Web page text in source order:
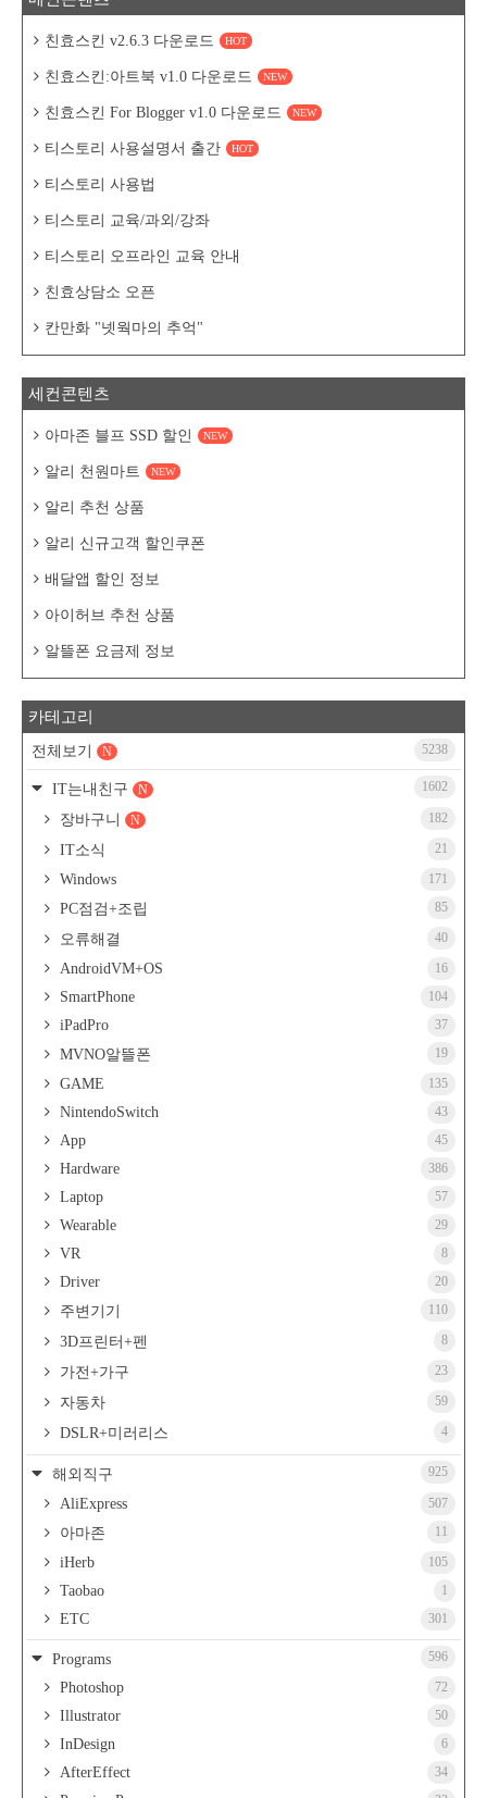
친효스킨 v2.6.3 다운로드 HOT
친효스킨:아트북 v1.0 다운로드 NEW
친효스킨 For Blogger v1.0 다운로드 NEW
티스토리 사용설명서 출간 HOT
티스토리 사용법
티스토리 교육/과외/강좌
티스토리 오프라인 교육 안내
친효상담소 오픈
칸만화 "넷웍마의 추억"
세컨콘텐츠
아마존 블프 SSD 할인 NEW
알리 천원마트 NEW
알리 추천 상품
알리 신규고객 할인쿠폰
배달앱 할인 정보
아이허브 추천 상품
알뜰폰 요금제 정보
카테고리
전체보기 5238
N
IT는내친구 1602
N
장바구니 182
N
IT소식 21
Windows 171
PC점검+조립 85
오류해결 40
AndroidVM+OS 16
SmartPhone 104
iPadPro 37
MVNO알뜰폰 19
GAME 135
NintendoSwitch 43
App 45
Hardware 386
Laptop 57
Wearable 29
VR 8
Driver 20
주변기기 110
3D프린터+펜 8
가전+가구 23
자동차 59
DSLR+미러리스 4
해외직구 925
AliExpress 507
아마존 11
iHerb 105
Taobao 1
ETC 301
Programs 596
Photoshop 72
Illustrator 50
InDesign 6
AfterEffect 34